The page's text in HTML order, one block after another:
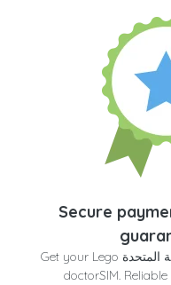
Secure
Get your Lego المملكة المتحدة in seconds at
doctorSIM.